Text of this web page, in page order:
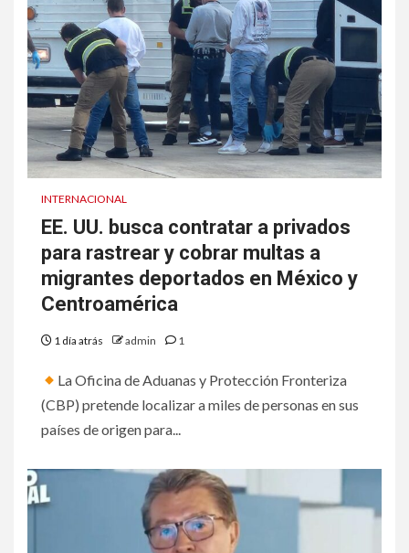
INTERNACIONAL
EE. UU. busca contratar a privados
para rastrear y cobrar multas a
migrantes deportados en México y
Centroamérica
1 día atrás admin 1
La Oficina de Aduanas y Protección Fronteriza
(CBP) pretende localizar a miles de personas en sus
países de origen para...